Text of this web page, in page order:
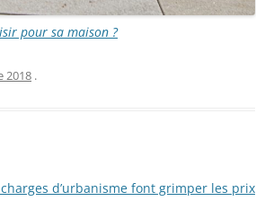
pour sa maison ?
2018 .
charges d’urbanisme font grimper les prix